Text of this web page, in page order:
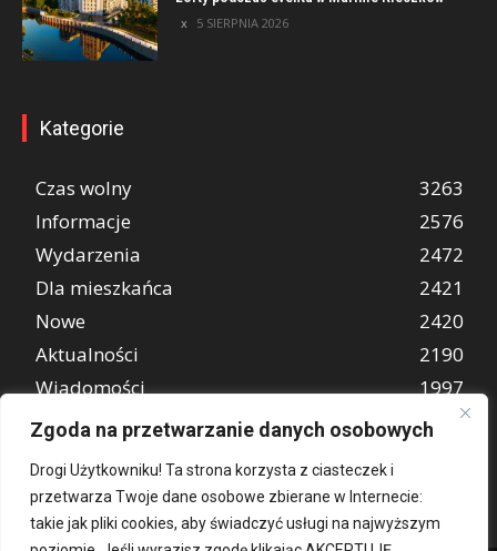
Zgoda na przetwarzanie danych osobowych
Drogi Użytkowniku! Ta strona korzysta z ciasteczek i
przetwarza Twoje dane osobowe zbierane w Internecie:
takie jak pliki cookies, aby świadczyć usługi na najwyższym
5 SIERPNIA 2026
Kategorie
Czas wolny
3263
Informacje
2576
Wydarzenia
2472
Dla mieszkańca
2421
Nowe
2420
Aktualności
2190
Wiadomości
1997
REKLAMA
849